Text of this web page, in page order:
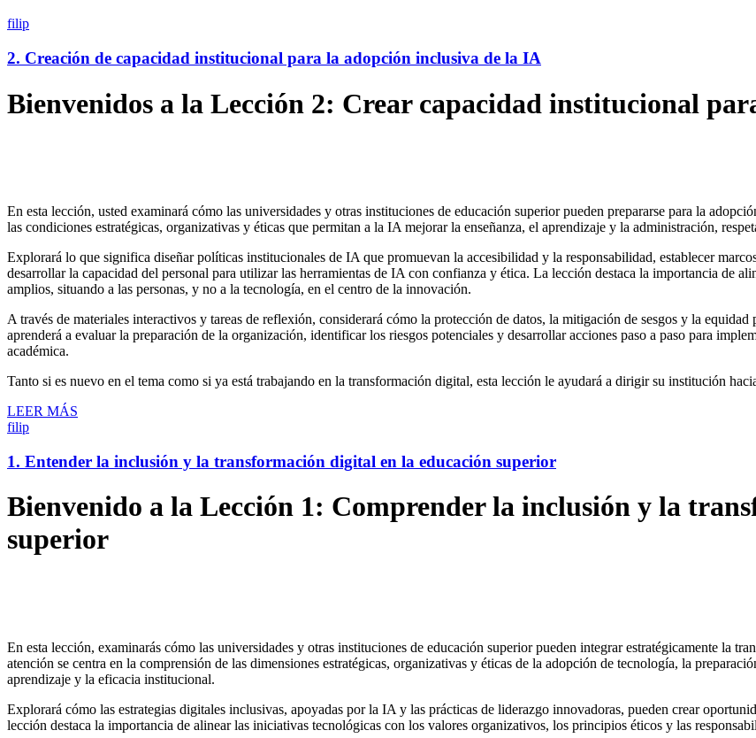
filip
2. Creación de capacidad institucional para la adopción inclusiva de la IA
Bienvenidos a la Lección 2: Crear capacidad institucional
En esta lección, usted examinará cómo las universidades y otras instituciones de educación superior pueden prepararse para la
las condiciones estratégicas, organizativas y éticas que permitan a la IA mejorar la enseñanza, el aprendizaje y la administración,
Explorará lo que significa diseñar políticas institucionales de IA que promuevan la accesibilidad y la responsabilidad, establecer
desarrollar la capacidad del personal para utilizar las herramientas de IA con confianza y ética. La lección destaca la importancia de
amplios, situando a las personas, y no a la tecnología, en el centro de la innovación.
A través de materiales interactivos y tareas de reflexión, considerará cómo la protección de datos, la mitigación de sesgos y la
aprenderá a evaluar la preparación de la organización, identificar los riesgos potenciales y desarrollar acciones paso a paso para
académica.
Tanto si es nuevo en el tema como si ya está trabajando en la transformación digital, esta lección le ayudará a dirigir su institución
LEER MÁS
filip
1. Entender la inclusión y la transformación digital en la educación superior
Bienvenido a la Lección 1: Comprender la inclusión y la
superior
En esta lección, examinarás cómo las universidades y otras instituciones de educación superior pueden integrar estratégicamente la
atención se centra en la comprensión de las dimensiones estratégicas, organizativas y éticas de la adopción de tecnología, la
aprendizaje y la eficacia institucional.
Explorará cómo las estrategias digitales inclusivas, apoyadas por la IA y las prácticas de liderazgo innovadoras, pueden crear
lección destaca la importancia de alinear las iniciativas tecnológicas con los valores organizativos, los principios éticos y las